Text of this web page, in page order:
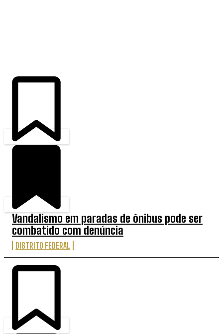
Vandalismo em paradas de ônibus pode ser
combatido com denúncia
DISTRITO FEDERAL